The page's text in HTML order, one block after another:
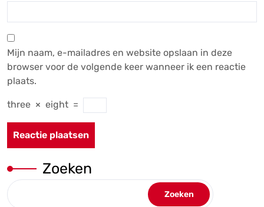
Mijn naam, e-mailadres en website opslaan in deze
browser voor de volgende keer wanneer ik een reactie
plaats.
three × eight =
Zoeken
Zoeken